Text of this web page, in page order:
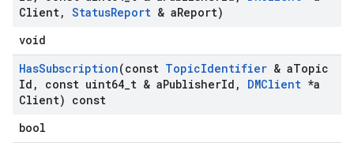
Client, StatusReport & aReport)
void
HasSubscription(const TopicIdentifier & aTopic
Id , const uint64 t & aPublisherId , DMClient *a
Client) const
bool